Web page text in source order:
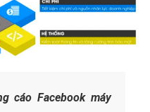
cáo Facebook máy